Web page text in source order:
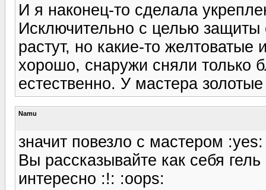
И я наконец-то сделала
Исключительно с целью защиты
растут, но какие-то
хорошо, снаружи сняли только
естественно. У мастера
Namu
значит повезло с мастером :yes:
Вы рассказывайте как себя
интересно :!: :oops: